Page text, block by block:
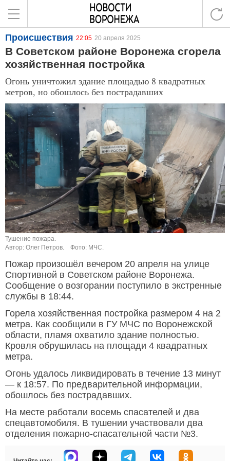
Происшествия 22:05 20 апреля 2025
В Советском районе Воронежа сгорела
хозяйственная постройка
Огонь уничтожил здание площадью 8 квадратных
метров, но обошлось без пострадавших
Тушение пожара.
Автор: Олег Петров.
Фото: МЧС.
Пожар произошёл вечером 20 апреля на улице
Спортивной в Советском районе Воронежа.
Сообщение о возгорании поступило в экстренные
службы в 18:44.
Горела хозяйственная постройка размером 4 на 2
метра. Как сообщили в ГУ МЧС по Воронежской
области, пламя охватило здание полностью.
Кровля обрушилась на площади 4 квадратных
метра.
Огонь удалось ликвидировать в течение 13 минут
— к 18:57. По предварительной информации,
обошлось без пострадавших.
На месте работали восемь спасателей и два
спецавтомобиля. В тушении участвовали два
отделения пожарно-спасательной части №3.